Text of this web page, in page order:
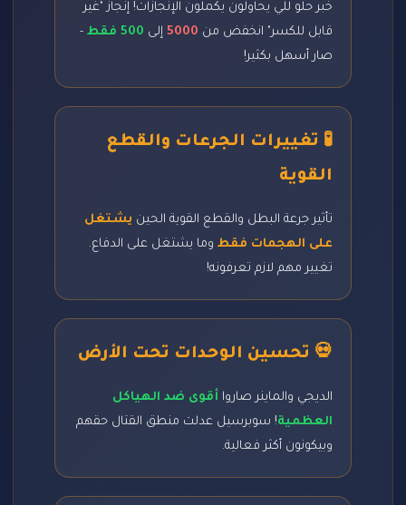
خبر حلو للي يحاولون يكملون الإنجازات! إنجاز "غير
قابل للكسر" انخفض من 5000 إلى 500 فقط
-
صار أسهل بكثير!
🧪 تغييرات الجرعات والقطع
القوية
تأثير جرعة البطل والقطع القوية الحين يشتغل
على الهجمات فقط وما يشتغل على الدفاع.
تغيير مهم لازم تعرفونه!
💀 تحسين الوحدات تحت الأرض
الديجي والماينر صاروا أقوى ضد الهياكل
العظمية! سوبرسيل عدلت منطق القتال حقهم
وبيكونون أكثر فعالية.